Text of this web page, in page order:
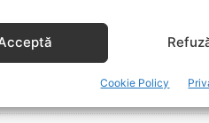
Cookie Policy
Evaluarea Națională
elei susțin joi